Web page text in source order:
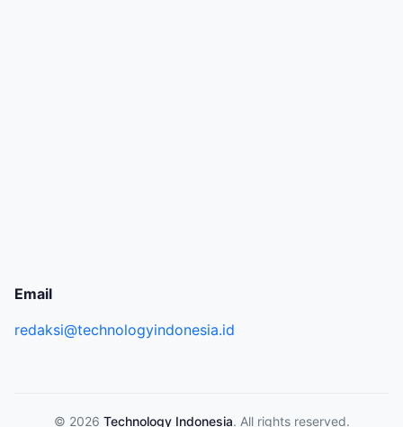
Email
redaksi@technologyindonesia.id
© 2026 Technology Indonesia. All rights reserved.